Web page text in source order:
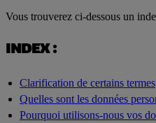
Vous trouverez ci-dessous un
INDEX :
Clarification de certains termes
Quelles sont les données
Pourquoi utilisons-nous vos